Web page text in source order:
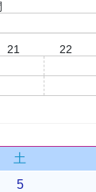
21
22
土
5